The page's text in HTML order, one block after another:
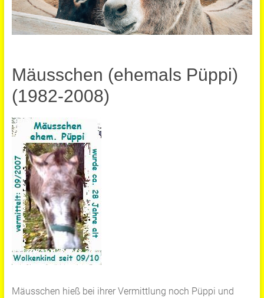
Mäusschen (ehemals Püppi)
(1982-2008)
Mäusschen hieß bei ihrer Vermittlung noch Püppi und